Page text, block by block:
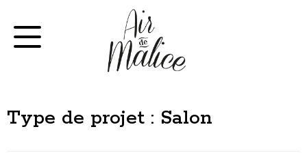
to
content
Toggle
Type de projet : Salon